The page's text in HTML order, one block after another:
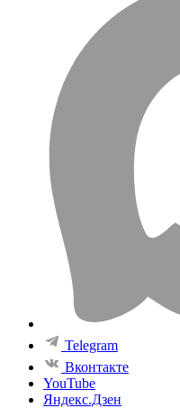
Telegram
Вконтакте
YouTube
Яндекс.Дзен